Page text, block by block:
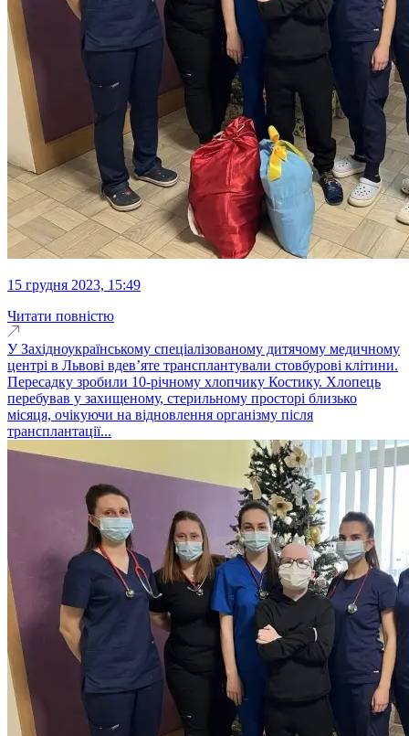
15 грудня 2023, 15:49
Читати повністю
У Західноукраїнському спеціалізованому дитячому медичному
центрі в Львові вдев’яте трансплантували стовбурові клітини.
Пересадку зробили 10-річному хлопчику Костику. Хлопець
перебував у захищеному, стерильному просторі близько
місяця, очікуючи на відновлення організму після
трансплантації...